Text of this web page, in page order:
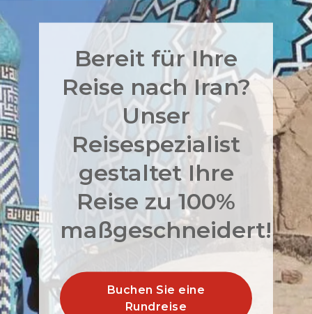
Bereit für Ihre
Reise nach Iran?
Unser
Reisespezialist
gestaltet Ihre
Reise zu 100%
maßgeschneidert!
Buchen Sie eine
Rundreise